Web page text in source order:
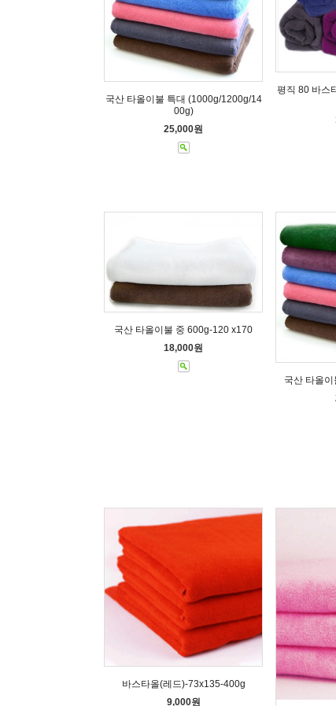
국산 타올이불 특대 (1000g/1200g/14
00g)
25,000원
평직 80 바스
국산 타올이불 중 600g-120 x170
18,000원
국산 타올
바스타올(레드)-73x135-400g
9,000원